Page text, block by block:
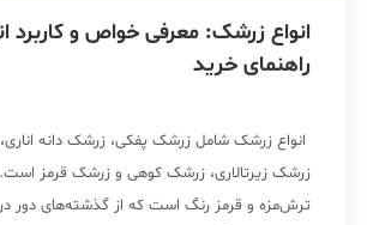
انواع زرشک: معرفی خواص و کاربرد
راهنمای خرید
انواع زرشک شامل زرشک پفکی، زرشک دانه
زرشک زیرتالاری، زرشک کوهی و زرشک قرمز
ترش‌مزه و قرمز‌ رنگ است که از گذشته‌های دور